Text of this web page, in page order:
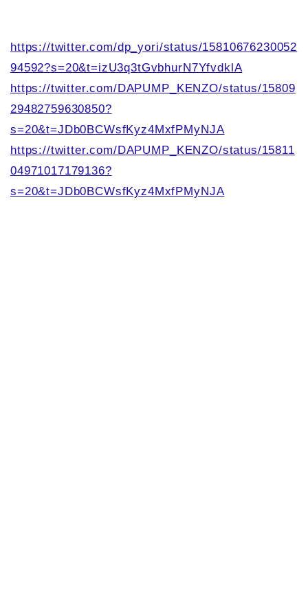
https://twitter.com/dp_yori/status/15810676230052
94592?s=20&t=izU3q3tGvbhurN7YfvdklA
https://twitter.com/DAPUMP_KENZO/status/15809
29482759630850?
s=20&t=JDb0BCWsfKyz4MxfPMyNJA
https://twitter.com/DAPUMP_KENZO/status/15811
04971017179136?
s=20&t=JDb0BCWsfKyz4MxfPMyNJA